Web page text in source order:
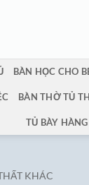
BÀN HỌC CHO
BÀN THỜ TỦ
TỦ BÀY
KHÁC